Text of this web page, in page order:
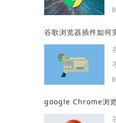
谷歌浏览器插件如何
google Chrome浏